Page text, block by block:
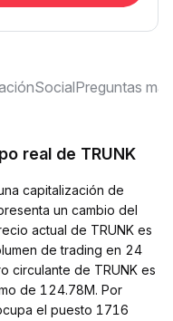
SocialPreguntas
real de TRUNK
capitalización de
un cambio del
actual de TRUNK es
de trading en 24
circulante de TRUNK es
de 124.78M. Por
el puesto 1716